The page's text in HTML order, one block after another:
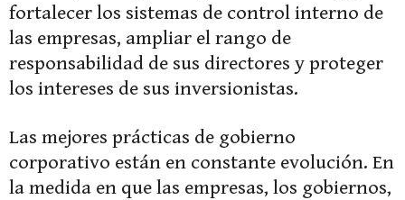
fortalecer los sistemas de control interno de
las empresas, ampliar el rango de
responsabilidad de sus directores y proteger
los intereses de sus inversionistas.
Las mejores prácticas de gobierno
corporativo están en constante evolución. En
la medida en que las empresas, los gobiernos,